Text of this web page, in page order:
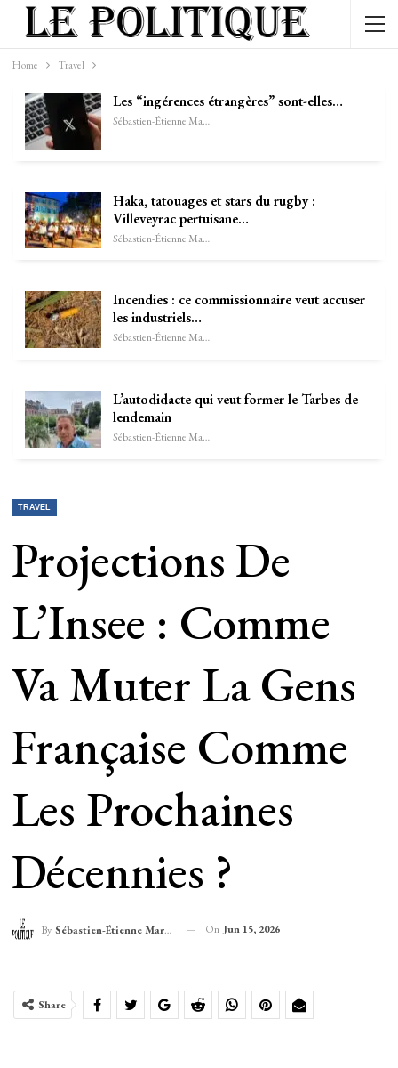
Home Travel
Les “ingérences étrangères” sont-elles…
Sébastien-Étienne Marechal
Haka, tatouages et stars du rugby :
Villeveyrac pertuisane…
Sébastien-Étienne Marechal
Incendies : ce commissionnaire veut accuser
les industriels…
Sébastien-Étienne Marechal
L’autodidacte qui veut former le Tarbes de
lendemain
Sébastien-Étienne Marechal
TRAVEL
Projections De
L’Insee : Comme
Va Muter La Gens
Française Comme
Les Prochaines
Décennies ?
By Sébastien-Étienne Marechal On Jun 15, 2026
Share